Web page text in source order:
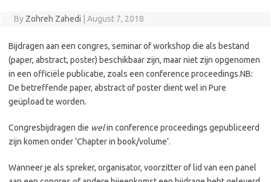
By Zohreh Zahedi August 7, 2018
Bijdragen aan een congres, seminar of workshop die als bestand
(paper, abstract, poster) beschikbaar zijn, maar niet zijn opgenomen
in een officiële publicatie, zoals een conference proceedings.NB:
De betreffende paper, abstract of poster dient wel in Pure
geüpload te worden.
Congresbijdragen die welin conference proceedings gepubliceerd
zijn komen onder ‘Chapter in book/volume’.
Wanneer je als spreker, organisator, voorzitter of lid van een panel